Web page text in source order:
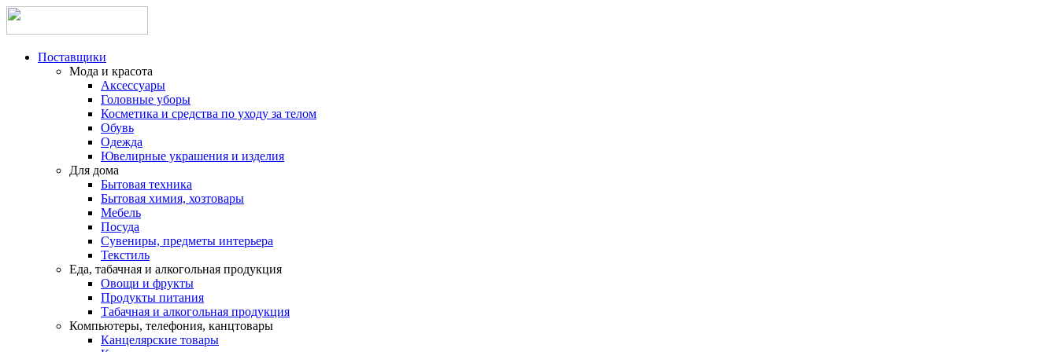
Поставщики
Мода и красота
Аксессуары
Головные уборы
Косметика и средства по уходу за телом
Обувь
Одежда
Ювелирные украшения и изделия
Для дома
Бытовая техника
Бытовая химия, хозтовары
Мебель
Посуда
Сувениры, предметы интерьера
Текстиль
Еда, табачная и алкогольная продукция
Овощи и фрукты
Продукты питания
Табачная и алкогольная продукция
Компьютеры, телефония, канцтовары
Канцелярские товары